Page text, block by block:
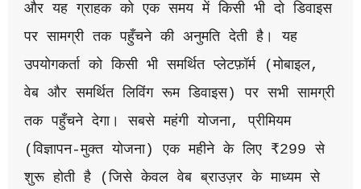
और यह ग्राहक को एक समय में किसी भी दो डिवाइस
पर सामग्री तक पहुँचने की अनुमति देती है। यह
उपयोगकर्ता को किसी भी समर्थित प्लेटफ़ॉर्म (मोबाइल,
वेब और समर्थित लिविंग रूम डिवाइस) पर सभी सामग्री
तक पहुँचने देगा। सबसे महंगी योजना, प्रीमियम
(विज्ञापन-मुक्त योजना) एक महीने के लिए ₹299 से
शुरू होती है (जिसे केवल वेब ब्राउज़र के माध्यम से